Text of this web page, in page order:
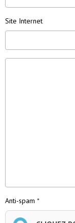
cœur est toujours
Site Internet
Anti-spam